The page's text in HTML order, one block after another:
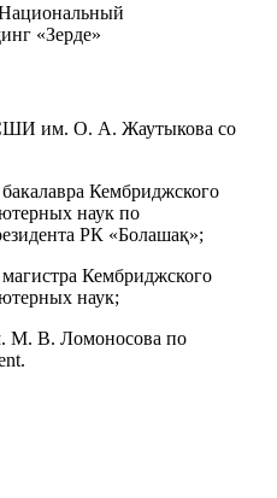
«Зерде»
им. О. А. Жаутыкова со
Кембриджского
наук по
РК «Болашақ»;
Кембриджского
наук;
М. В. Ломоносова по